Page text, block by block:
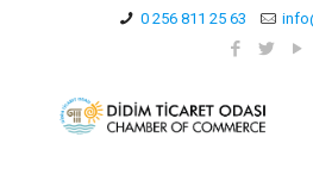
0 256 811 25 63